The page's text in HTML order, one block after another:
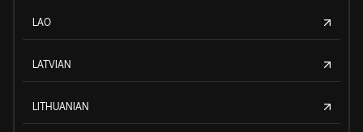
LAO
LATVIAN
LITHUANIAN